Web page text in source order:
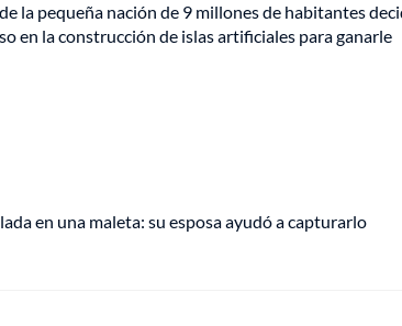
la pequeña nación de 9 millones de habitantes
en la construcción de islas artificiales para ganarle
en una maleta: su esposa ayudó a capturarlo